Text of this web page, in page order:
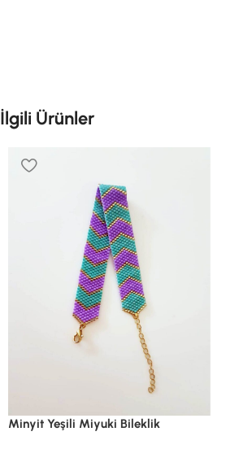
İlgili Ürünler
Minyit Yeşili Miyuki Bileklik